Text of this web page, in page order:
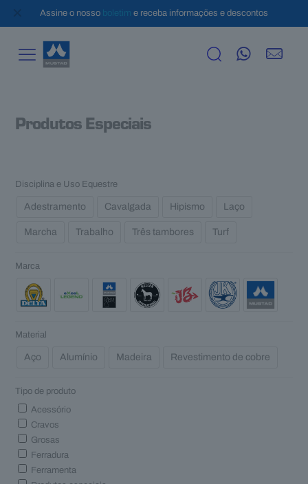
Assine o nosso boletim e receba informações e descontos
Produtos Especiais
Disciplina e Uso Equestre
Adestramento Cavalgada Hipismo Laço
Marcha Trabalho Três tambores Turf
Marca
Material
Aço Alumínio Madeira Revestimento de cobre
Tipo de produto
Acessório
Cravos
Grosas
Ferradura
Ferramenta